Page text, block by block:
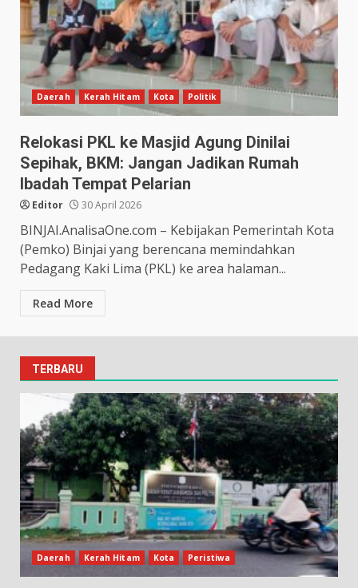
Daerah Kerah Hitam Kota Politik
Relokasi PKL ke Masjid Agung Dinilai
Sepihak, BKM: Jangan Jadikan Rumah
Ibadah Tempat Pelarian
Editor 30 April 2026
BINJAI.AnalisaOne.com – Kebijakan Pemerintah Kota
(Pemko) Binjai yang berencana memindahkan
Pedagang Kaki Lima (PKL) ke area halaman...
Read More
TERBARU
Daerah Kerah Hitam Kota Peristiwa